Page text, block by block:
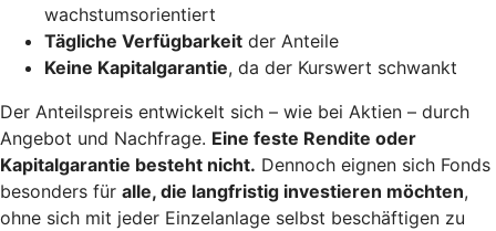
wachstumsorientiert
Tägliche Verfügbarkeit der Anteile
Keine Kapitalgarantie, da der Kurswert schwankt
Der Anteilspreis entwickelt sich – wie bei Aktien – durch
Angebot und Nachfrage. Eine feste Rendite oder
Kapitalgarantie besteht nicht. Dennoch eignen sich Fonds
besonders für alle, die langfristig investieren möchten,
ohne sich mit jeder Einzelanlage selbst beschäftigen zu